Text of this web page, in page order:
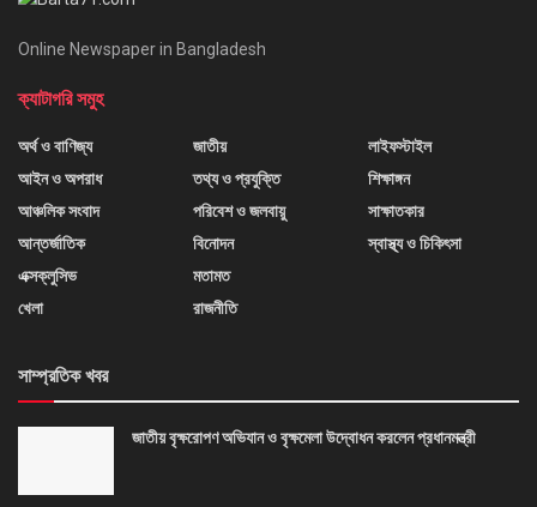
Online Newspaper in Bangladesh
ক্যাটাগরি সমুহ
অর্থ ও বাণিজ্য
আইন ও অপরাধ
আঞ্চলিক সংবাদ
আন্তর্জাতিক
এক্সক্লুসিভ
খেলা
জাতীয়
তথ্য ও প্রযুক্তি
পরিবেশ ও জলবায়ু
বিনোদন
মতামত
রাজনীতি
লাইফস্টাইল
শিক্ষাঙ্গন
সাক্ষাতকার
স্বাস্থ্য ও চিকিৎসা
সাম্প্রতিক খবর
জাতীয় বৃক্ষরোপণ অভিযান ও বৃক্ষমেলা উদ্বোধন করলেন প্রধানমন্ত্রী